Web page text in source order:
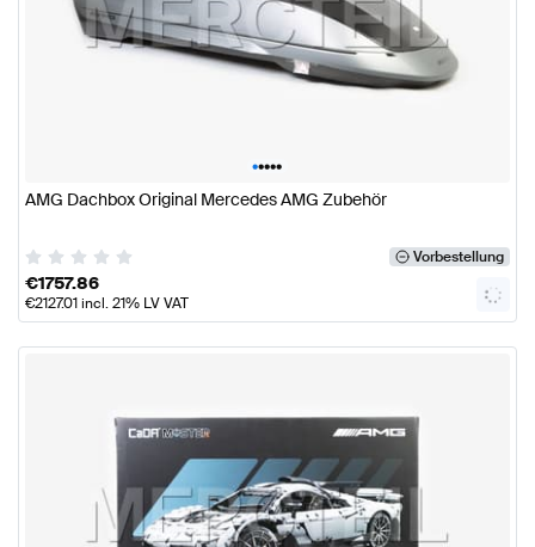
•••••
AMG Dachbox Original Mercedes AMG Zubehör
Vorbestellung
€1757.86
€2127.01incl. 21% LV VAT